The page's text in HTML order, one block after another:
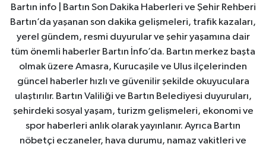
Bartın info | Bartın Son Dakika Haberleri ve Şehir Rehberi
Bartın’da yaşanan son dakika gelişmeleri, trafik kazaları,
yerel gündem, resmi duyurular ve şehir yaşamına dair
tüm önemli haberler Bartın İnfo’da. Bartın merkez başta
olmak üzere Amasra, Kurucaşile ve Ulus ilçelerinden
güncel haberler hızlı ve güvenilir şekilde okuyuculara
ulaştırılır. Bartın Valiliği ve Bartın Belediyesi duyuruları,
şehirdeki sosyal yaşam, turizm gelişmeleri, ekonomi ve
spor haberleri anlık olarak yayınlanır. Ayrıca Bartın
nöbetçi eczaneler, hava durumu, namaz vakitleri ve